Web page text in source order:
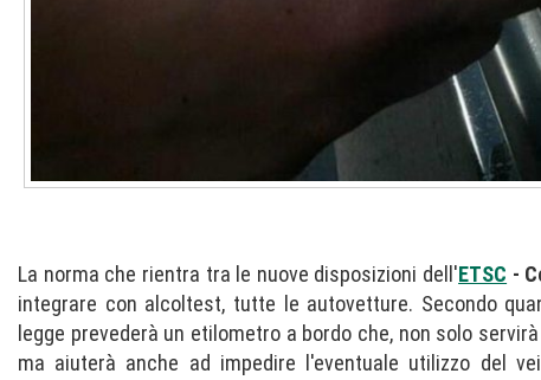
La norma che rientra tra le nuove disposizioni dell'ETSC -
integrare con alcoltest, tutte le autovetture. Secondo
legge prevederà un etilometro a bordo che, non solo
ma aiuterà anche ad impedire l'eventuale utilizzo del